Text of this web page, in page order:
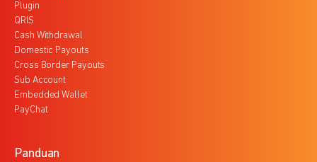
Plugin
QRIS
Cash Withdrawal
Domestic Payouts
Cross Border Payouts
Sub Account
Embedded Wallet
PayChat
Panduan